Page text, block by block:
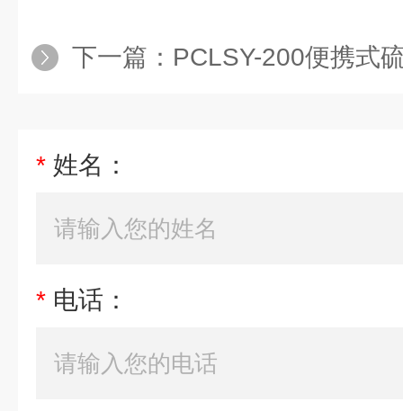
下一篇： PCLSY-200便携式
* 姓名：
* 电话：